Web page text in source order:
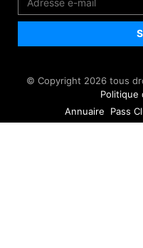
© Copyright 2026 tous
Politique
Annuaire
Pass